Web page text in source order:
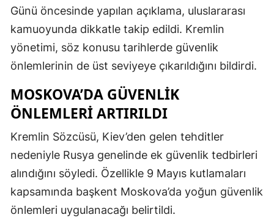
Günü öncesinde yapılan açıklama, uluslararası
kamuoyunda dikkatle takip edildi. Kremlin
yönetimi, söz konusu tarihlerde güvenlik
önlemlerinin de üst seviyeye çıkarıldığını bildirdi.
MOSKOVA’DA GÜVENLIK
ÖNLEMLERI ARTIRILDI
Kremlin Sözcüsü, Kiev’den gelen tehditler
nedeniyle Rusya genelinde ek güvenlik tedbirleri
alındığını söyledi. Özellikle 9 Mayıs kutlamaları
kapsamında başkent Moskova’da yoğun güvenlik
önlemleri uygulanacağı belirtildi.